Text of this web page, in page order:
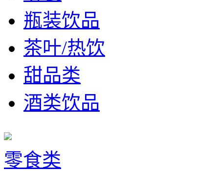
瓶装饮品
茶叶/热饮
甜品类
酒类饮品
零食类